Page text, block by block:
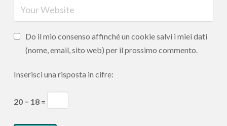
Do il mio consenso affinché un cookie salvi i miei dati
(nome, email, sito web) per il prossimo commento.
Inserisci una risposta in cifre:
20 − 18 =